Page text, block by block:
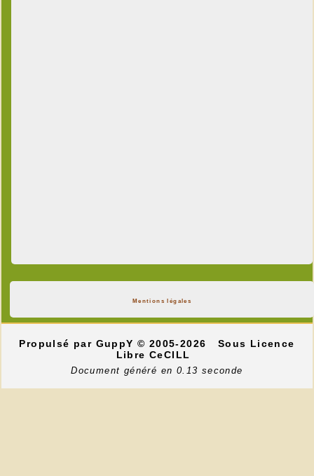
Mentions légales
Propulsé par GuppY© 2005-2026
Sous Licence
Libre CeCILL
Document généré en 0.13 seconde